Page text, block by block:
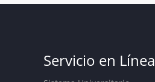
Servicio en Línea